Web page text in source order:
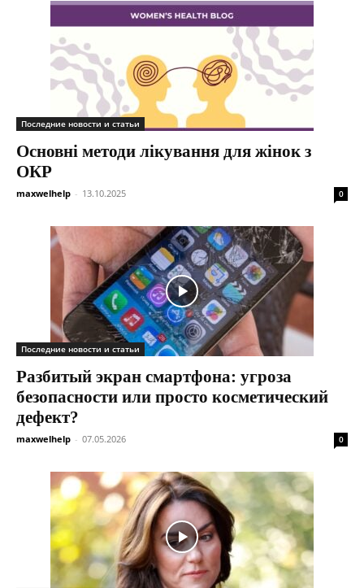
Последние новости и статьи
Основні методи лікування для жінок з
ОКР
maxwelhelp - 13.10.2025 0
Последние новости и статьи
Разбитый экран смартфона: угроза
безопасности или просто косметический
дефект?
maxwelhelp - 07.05.2026 0